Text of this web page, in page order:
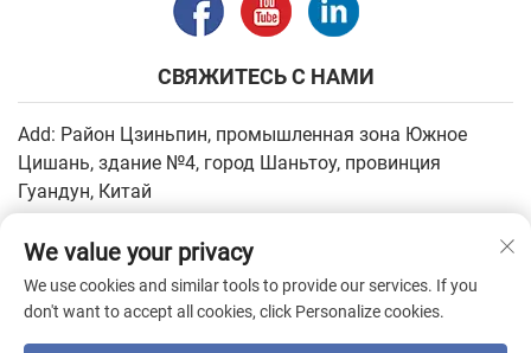
СВЯЖИТЕСЬ С НАМИ
Add: Район Цзиньпин, промышленная зона Южное
Цишань, здание №4, город Шаньтоу, провинция
Гуандун, Китай
+86-13502930779
We value your privacy
We use cookies and similar tools to provide our services. If you
don't want to accept all cookies, click Personalize cookies.